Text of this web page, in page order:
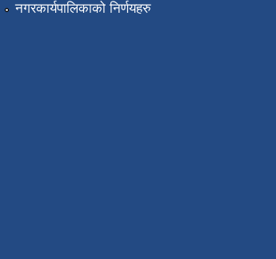
नगरकार्यपालिकाको निर्णयहरु